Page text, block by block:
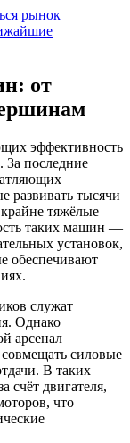
рынок
от
эффективность
последние
развивать тысячи
тяжёлые
таких машин —
установок,
обеспечивают
служат
Однако
арсенал
силовые
В таких
счёт двигателя,
что